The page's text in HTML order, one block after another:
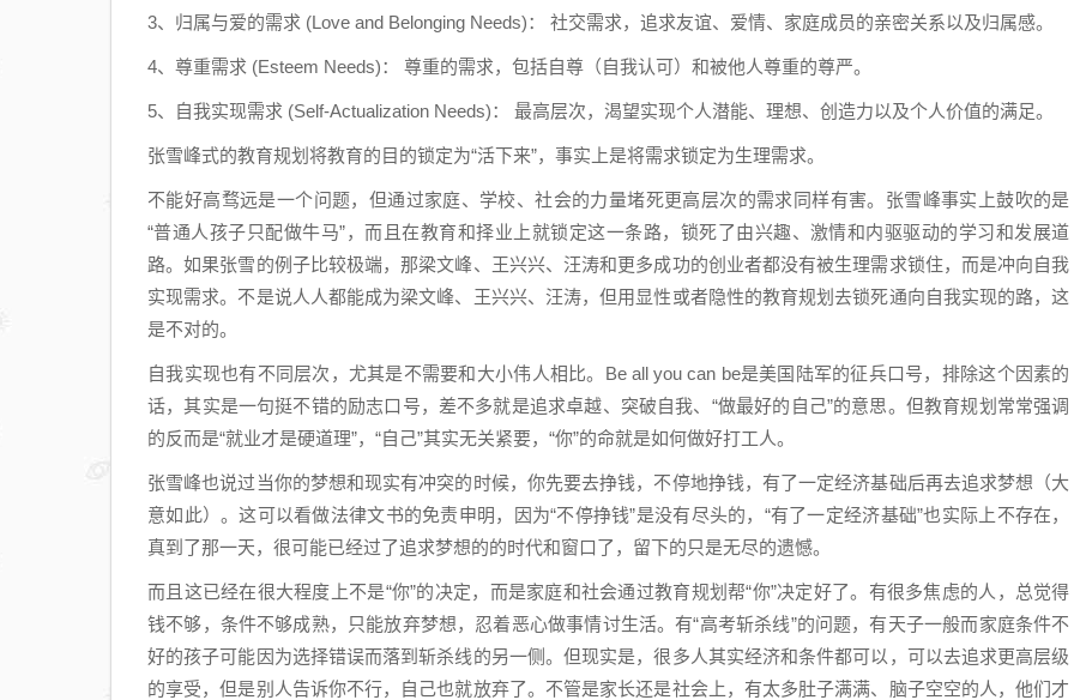
3、归属与爱的需求 (Love and Belonging Needs)： 社交需求，追求友谊、爱情、家庭成员的亲密关系以及归属感。
4、尊重需求 (Esteem Needs)： 尊重的需求，包括自尊（自我认可）和被他人尊重的尊严。
5、自我实现需求 (Self-Actualization Needs)： 最高层次，渴望实现个人潜能、理想、创造力以及个人价值的满足。
张雪峰式的教育规划将教育的目的锁定为“活下来”，事实上是将需求锁定为生理需求。
不能好高骛远是一个问题，但通过家庭、学校、社会的力量堵死更高层次的需求同样有害。张雪峰事实上鼓吹的是
“普通人孩子只配做牛马”，而且在教育和择业上就锁定这一条路，锁死了由兴趣、激情和内驱驱动的学习和发展道
路。如果张雪的例子比较极端，那梁文峰、王兴兴、汪涛和更多成功的创业者都没有被生理需求锁住，而是冲向自我
实现需求。不是说人人都能成为梁文峰、王兴兴、汪涛，但用显性或者隐性的教育规划去锁死通向自我实现的路，这
是不对的。
自我实现也有不同层次，尤其是不需要和大小伟人相比。Be all you can be是美国陆军的征兵口号，排除这个因素的
话，其实是一句挺不错的励志口号，差不多就是追求卓越、突破自我、“做最好的自己”的意思。但教育规划常常强调
的反而是“就业才是硬道理”，“自己”其实无关紧要，“你”的命就是如何做好打工人。
张雪峰也说过当你的梦想和现实有冲突的时候，你先要去挣钱，不停地挣钱，有了一定经济基础后再去追求梦想（大
意如此）。这可以看做法律文书的免责申明，因为“不停挣钱”是没有尽头的，“有了一定经济基础”也实际上不存在，
真到了那一天，很可能已经过了追求梦想的的时代和窗口了，留下的只是无尽的遗憾。
而且这已经在很大程度上不是“你”的决定，而是家庭和社会通过教育规划帮“你”决定好了。有很多焦虑的人，总觉得
钱不够，条件不够成熟，只能放弃梦想，忍着恶心做事情讨生活。有“高考斩杀线”的问题，有天子一般而家庭条件不
好的孩子可能因为选择错误而落到斩杀线的另一侧。但现实是，很多人其实经济和条件都可以，可以去追求更高层级
的享受，但是别人告诉你不行，自己也就放弃了。不管是家长还是社会上，有太多肚子满满、脑子空空的人，他们才